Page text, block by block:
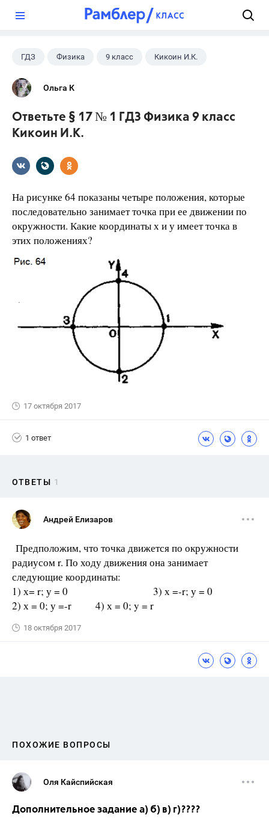
ГДЗ Физика 9 класс Кикоин И.К.
Ольга К
Ответьте § 17 № 1 ГДЗ Физика 9 класс
Кикоин И.К.
На рисунке 64 показаны четыре положения, которые
последовательно занимает точка при ее движении по
окружности. Какие координаты х и у имеет точка в
этих положениях?
17 октября 2017
1 ответ
ОТВЕТЫ 1
Андрей Елизаров
Предположим, что точка движется по окружности
радиусом r. По ходу движения она занимает
следующие координаты:
1) х= r; у = 0 3) х =-r; у = 0
2) х = 0; у =-r 4) х = 0; y = r
18 октября 2017
ПОХОЖИЕ ВОПРОСЫ
Оля Кайспийская
Дополнительное задание а) б) в) г)????